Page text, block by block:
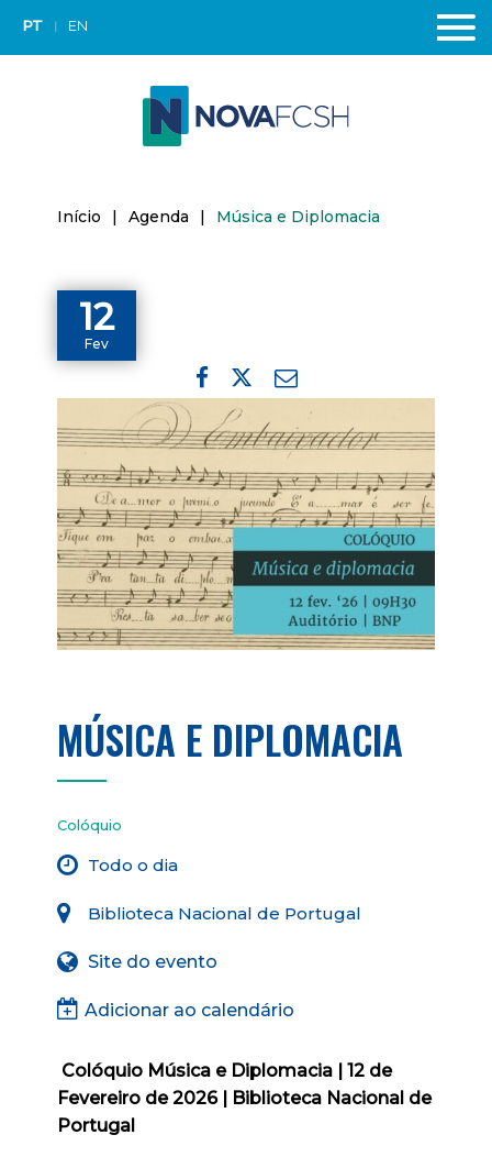
PT EN
Início | Agenda | Música e Diplomacia
12
Fev
MÚSICA E DIPLOMACIA
Colóquio
Todo o dia
Biblioteca Nacional de Portugal
Site do evento
Adicionar ao calendário
Colóquio Música e Diplomacia | 12 de
Fevereiro de 2026 | Biblioteca Nacional de
Portugal